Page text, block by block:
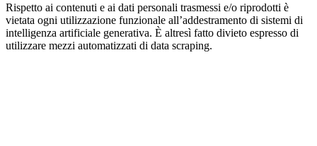
Rispetto ai contenuti e ai dati personali trasmessi e/o riprodotti è
vietata ogni utilizzazione funzionale all’addestramento di sistemi di
intelligenza artificiale generativa. È altresì fatto divieto espresso di
utilizzare mezzi automatizzati di data scraping.